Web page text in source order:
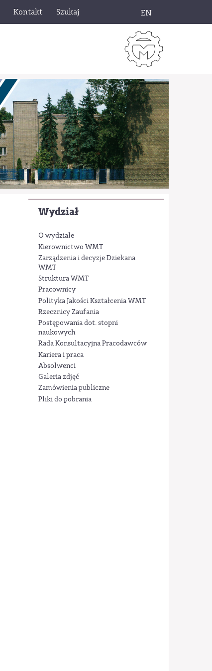
Kontakt Szukaj EN
Wydział
O wydziale
Kierownictwo WMT
Zarządzenia i decyzje Dziekana
WMT
Struktura WMT
Pracownicy
Polityka Jakości Kształcenia WMT
Rzecznicy Zaufania
Postępowania dot. stopni
naukowych
Rada Konsultacyjna Pracodawców
Kariera i praca
Absolwenci
Galeria zdjęć
Zamówienia publiczne
Pliki do pobrania